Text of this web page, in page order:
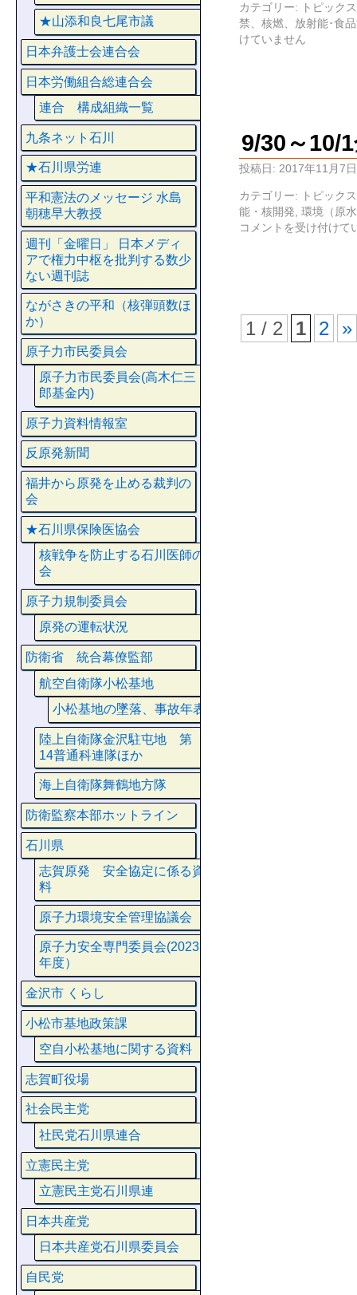
カテゴリー:
トピックス
禁、核燃、放射能･食
けていません
9/30～10/
投稿日: 2017年11月7日
カテゴリー:
トピックス
能・核開発 環境（原
コメントを受け付けて
1 / 2 1 2 »
★山添和良七尾市議
日本弁護士会連合会
日本労働組合総連合会
連合 構成組織一覧
九条ネット石川
★石川県労連
平和憲法のメッセージ 水島
朝穂早大教授
週刊「金曜日」 日本メディ
アで権力中枢を批判する数少
ない週刊誌
ながさきの平和（核弾頭数ほ
か）
原子力市民委員会
原子力市民委員会(高木仁三
郎基金内)
原子力資料情報室
反原発新聞
福井から原発を止める裁判の
会
★石川県保険医協会
核戦争を防止する石川医師の
会
原子力規制委員会
原発の運転状況
防衛省 統合幕僚監部
航空自衛隊小松基地
小松基地の墜落、事故年表
陸上自衛隊金沢駐屯地 第
14普通科連隊ほか
海上自衛隊舞鶴地方隊
防衛監察本部ホットライン
石川県
志賀原発 安全協定に係る資
料
原子力環境安全管理協議会
原子力安全専門委員会(2023
年度）
金沢市 くらし
小松市基地政策課
空自小松基地に関する資料
志賀町役場
社会民主党
社民党石川県連合
立憲民主党
立憲民主党石川県連
日本共産党
日本共産党石川県委員会
自民党